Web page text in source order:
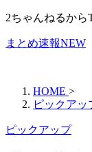
2ちゃんねるから
まとめ速報NEW
HOME >
ピックアッ
ピックアップ